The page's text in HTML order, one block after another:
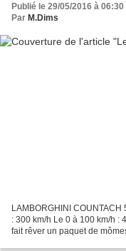
Publié le 29/05/2016 à 06:30
Par M.Dims
LAMBORGHINI
: 300 km/h Le 0 à 100 km/h :
fait rêver un paquet de